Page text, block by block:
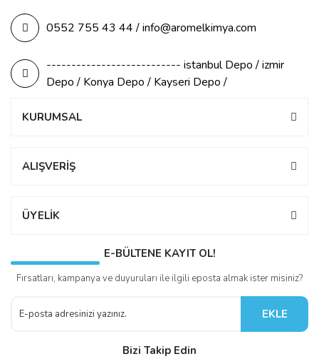
0552 755 43 44 / info@aromelkimya.com
--------------------------- istanbul Depo / izmir
Depo / Konya Depo / Kayseri Depo /
KURUMSAL
ALIŞVERİŞ
ÜYELİK
E-BÜLTENE KAYIT OL!
Fırsatları, kampanya ve duyuruları ile ilgili eposta almak ister misiniz?
EKLE
Bizi Takip Edin